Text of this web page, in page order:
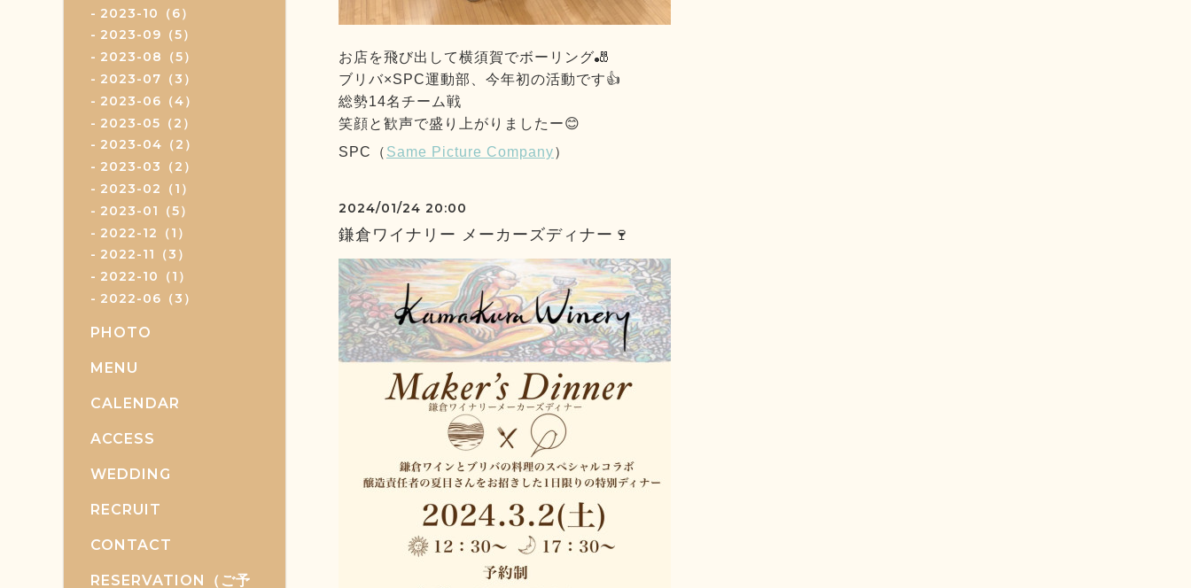
2023-10（6）
2023-09（5）
2023-08（5）
2023-07（3）
2023-06（4）
2023-05（2）
2023-04（2）
2023-03（2）
2023-02（1）
2023-01（5）
2022-12（1）
2022-11（3）
2022-10（1）
2022-06（3）
PHOTO
MENU
CALENDAR
ACCESS
WEDDING
RECRUIT
CONTACT
RESERVATION（ご予
お店を飛び出して横須賀でボーリング🎳
ブリバ×SPC運動部、今年初の活動です👍
総勢14名チーム戦
笑顔と歓声で盛り上がりましたー😊
SPC（ Same Picture Company）
2024/01/24 20:00
鎌倉ワイナリー メーカーズディナー🍷